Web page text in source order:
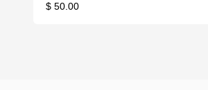
$ 50.00